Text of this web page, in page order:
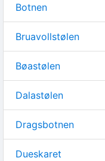
Botnen
Bruavollstølen
Bøastølen
Dalastølen
Dragsbotnen
Dueskaret